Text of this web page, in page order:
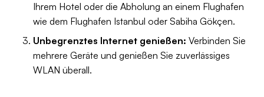
Ihrem Hotel oder die Abholung an einem Flughafen
wie dem Flughafen Istanbul oder Sabiha Gökçen.
Unbegrenztes Internet genießen: Verbinden Sie
mehrere Geräte und genießen Sie zuverlässiges
WLAN überall.